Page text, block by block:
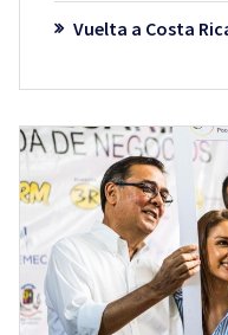
Vuelta a Costa